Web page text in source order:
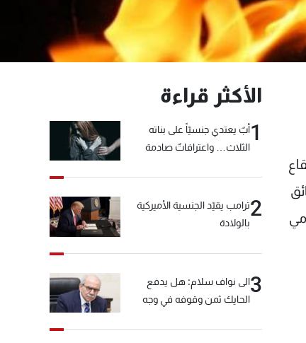
الأكثر قراءة
1أبٌ يعتدي جنسيّاً على بناته
الثلاث… واعترافاتٌ صادمة
2ترامب يقيّد الجنسية الأميركية
بالولادة
3الى نواف سلام: هل يدفع
الحايك ثمن وقوفه في وجه